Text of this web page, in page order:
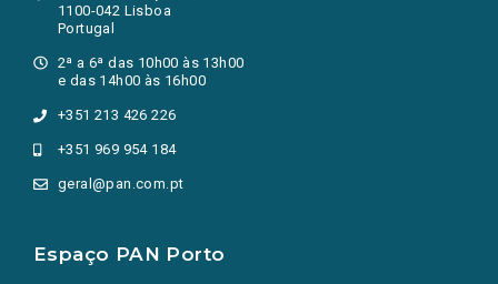
1100-042 Lisboa
Portugal
2ª a 6ª das 10h00 às 13h00
e das 14h00 às 16h00
+351 213 426 226
+351 969 954 184
geral@pan.com.pt
Espaço PAN Porto